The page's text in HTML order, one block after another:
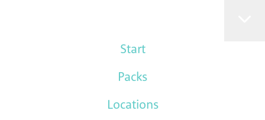
Start
Packs
Locations